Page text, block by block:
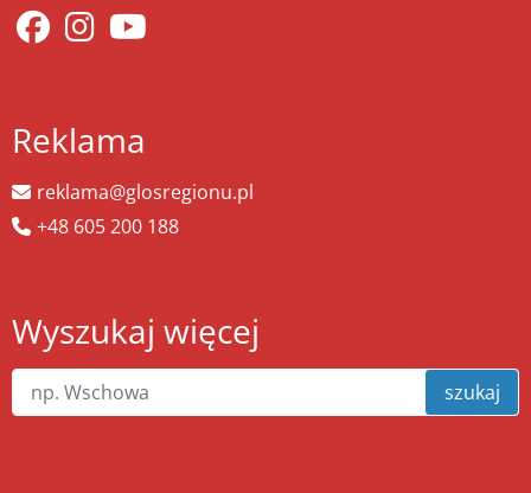
Reklama
reklama@glosregionu.pl
+48 605 200 188
Wyszukaj więcej
szukaj